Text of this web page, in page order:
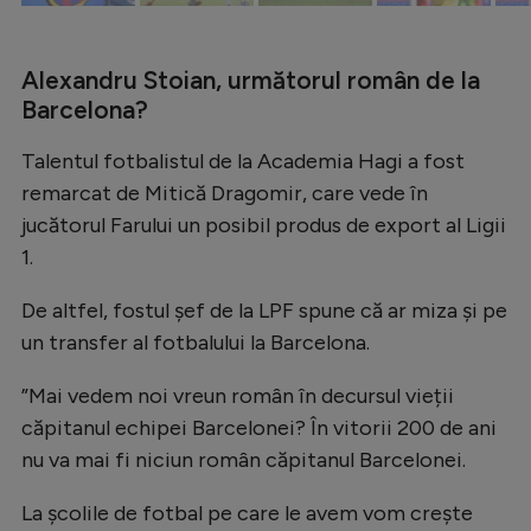
Creează cont
Alexandru Stoian, următorul român de la
Barcelona?
Talentul fotbalistul de la Academia Hagi a fost
remarcat de Mitică Dragomir, care vede în
jucătorul Farului un posibil produs de export al Ligii
1.
De altfel, fostul șef de la LPF spune că ar miza și pe
un transfer al fotbalului la Barcelona.
”Mai vedem noi vreun român în decursul vieții
căpitanul echipei Barcelonei? În vitorii 200 de ani
nu va mai fi niciun român căpitanul Barcelonei.
La școlile de fotbal pe care le avem vom crește